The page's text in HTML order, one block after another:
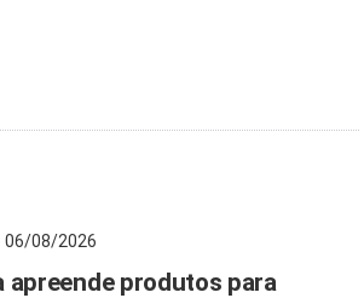
06/08/2026
apreende produtos para